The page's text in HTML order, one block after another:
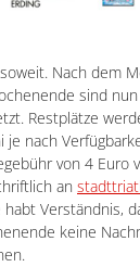
Nach dem
sind
Restplätze
je nach
von 4 Euro
an
habt Verständnis,
keine